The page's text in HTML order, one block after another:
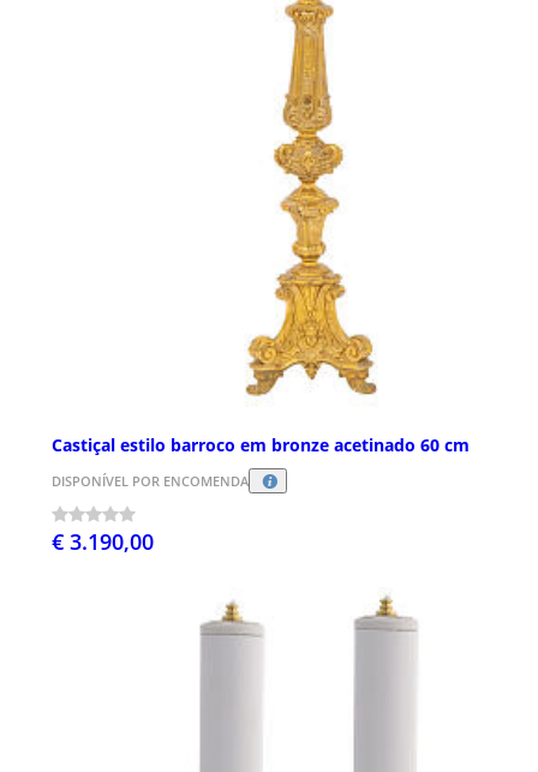
Castiçal estilo barroco em bronze acetinado 60 cm
DISPONÍVEL POR ENCOMENDA
€ 3.190,00